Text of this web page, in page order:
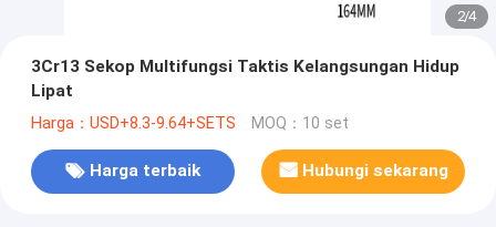
2/4
3Cr13 Sekop Multifungsi Taktis Kelangsungan Hidup
Lipat
Harga：USD+8.3-9.64+SETS MOQ：10 set
Harga terbaik Hubungi sekarang